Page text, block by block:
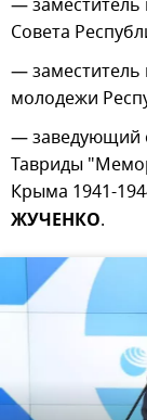
Совета
— заместитель
молодежи
— заведующий
Тавриды
Крыма 1941-
ЖУЧЕНКО.